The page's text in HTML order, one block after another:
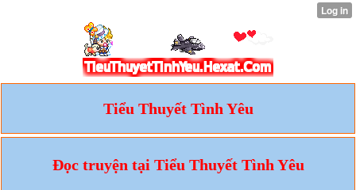
Tiểu Thuyết Tình Yêu
Đọc truyện tại Tiểu Thuyết Tình Yêu